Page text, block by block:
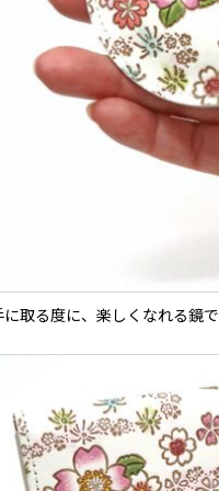
に取る度に、楽しくなれる鏡